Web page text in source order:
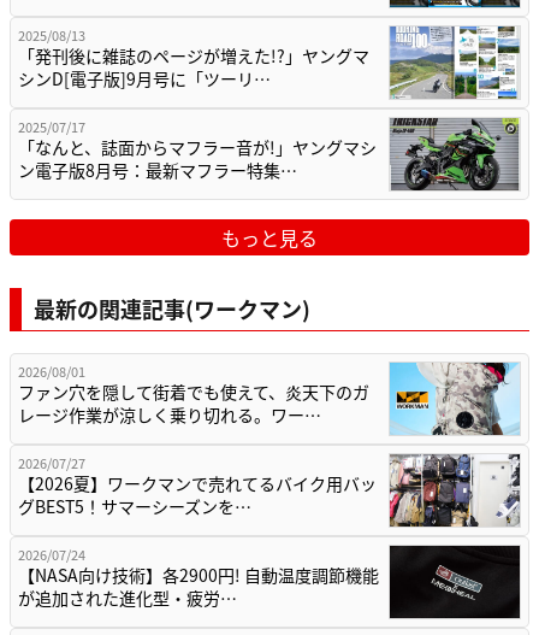
2025/08/13
「発刊後に雑誌のページが増えた!?」ヤングマ
シンD[電子版]9月号に「ツーリ…
2025/07/17
「なんと、誌面からマフラー音が!」ヤングマシ
ン電子版8月号：最新マフラー特集…
もっと見る
最新の関連記事(ワークマン)
2026/08/01
ファン穴を隠して街着でも使えて、炎天下のガ
レージ作業が涼しく乗り切れる。ワー…
2026/07/27
【2026夏】ワークマンで売れてるバイク用バッ
グBEST5！サマーシーズンを…
2026/07/24
【NASA向け技術】各2900円! 自動温度調節機能
が追加された進化型・疲労…